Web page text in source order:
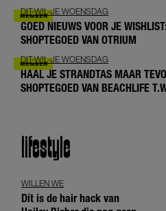
DIT-WIL-JE WOENSDAG
GOED NIEUWS VOOR JE
SHOPTEGOED VAN OTRIUM
DIT-WIL-JE WOENSDAG
HAAL JE STRANDTAS MAAR
SHOPTEGOED VAN BEACHLIFE
lifestyle
WILLEN WE
Dít is de hair hack van